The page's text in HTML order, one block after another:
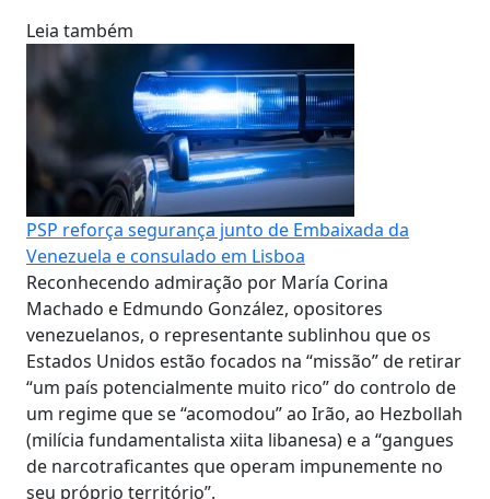
Leia também
PSP reforça segurança junto de Embaixada da
Venezuela e consulado em Lisboa
Reconhecendo admiração por María Corina
Machado e Edmundo González, opositores
venezuelanos, o representante sublinhou que os
Estados Unidos estão focados na “missão” de retirar
“um país potencialmente muito rico” do controlo de
um regime que se “acomodou” ao Irão, ao Hezbollah
(milícia fundamentalista xiita libanesa) e a “gangues
de narcotraficantes que operam impunemente no
seu próprio território”.